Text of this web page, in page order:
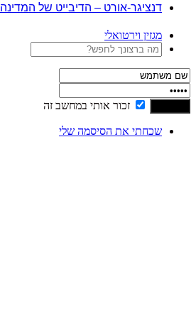
דנציגר-אורט – הדיבייט של המדינה
מגזין וירטואלי
זכור אותי במחשב זה
שכחתי את הסיסמה שלי